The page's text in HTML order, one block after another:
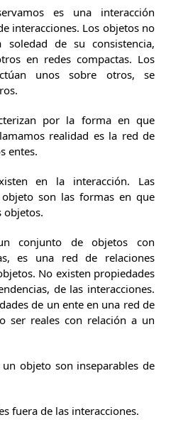
es una interacción
interacciones. Los objetos no
de su consistencia,
en redes compactas. Los
unos sobre otros, se
por la forma en que
realidad es la red de
entes.
en la interacción. Las
son las formas en que
objetos.
conjunto de objetos con
es una red de relaciones
No existen propiedades
de las interacciones.
de un ente en una red de
ser reales con relación a un
un objeto son inseparables de
fuera de las interacciones.